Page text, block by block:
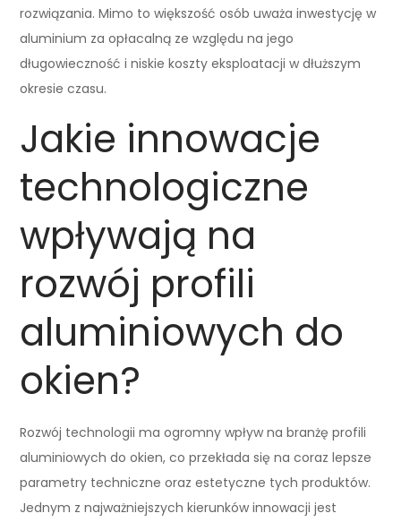
rozwiązania. Mimo to większość osób uważa inwestycję w
aluminium za opłacalną ze względu na jego
długowieczność i niskie koszty eksploatacji w dłuższym
okresie czasu.
Jakie innowacje
technologiczne
wpływają na
rozwój profili
aluminiowych do
okien?
Rozwój technologii ma ogromny wpływ na branżę profili
aluminiowych do okien, co przekłada się na coraz lepsze
parametry techniczne oraz estetyczne tych produktów.
Jednym z najważniejszych kierunków innowacji jest